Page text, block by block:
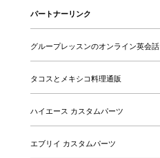
パートナーリンク
グループレッスンのオンライン英会話
タコスとメキシコ料理通販
ハイエース カスタムパーツ
エブリイ カスタムパーツ